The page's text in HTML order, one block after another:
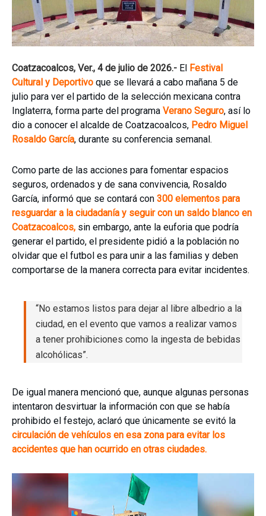
Coatzacoalcos, Ver., 4 de julio de 2026.- El Festival
Cultural y Deportivo que se llevará a cabo mañana 5 de
julio para ver el partido de la selección mexicana contra
Inglaterra, forma parte del programa Verano Seguro, así lo
dio a conocer el alcalde de Coatzacoalcos, Pedro Miguel
Rosaldo García, durante su conferencia semanal.
Como parte de las acciones para fomentar espacios
seguros, ordenados y de sana convivencia, Rosaldo
García, informó que se contará con 300 elementos para
resguardar a la ciudadanía y seguir con un saldo blanco en
Coatzacoalcos, sin embargo, ante la euforia que podría
generar el partido, el presidente pidió a la población no
olvidar que el futbol es para unir a las familias y deben
comportarse de la manera correcta para evitar incidentes.
“No estamos listos para dejar al libre albedrio a la
ciudad, en el evento que vamos a realizar vamos
a tener prohibiciones como la ingesta de bebidas
alcohólicas”.
De igual manera mencionó que, aunque algunas personas
intentaron desvirtuar la información con que se había
prohibido el festejo, aclaró que únicamente se evitó la
circulación de vehículos en esa zona para evitar los
accidentes que han ocurrido en otras ciudades.